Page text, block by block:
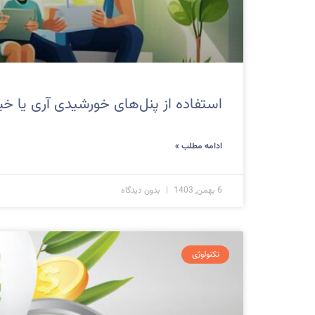
استفاده از پنل‌های خورشیدی آری یا
ادامه مطلب »
6 بهمن, 1403 بدون دیدگاه
تکنولوژی